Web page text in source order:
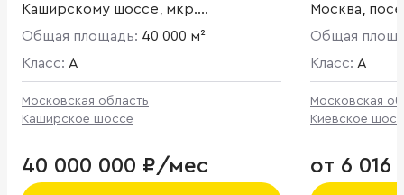
Каширскому шоссе, мкр.
Востряково.
Общая площадь: 40 000 м²
Класс: A
Московская область
Каширское шоссе
40 000 000 ₽/мес
Москва,
деревня
Общая
Класс: A
Московская
Киевское
от 6